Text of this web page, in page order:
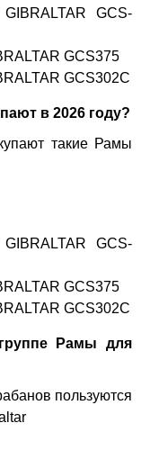
GCS-
GCS375
GCS302C
в 2026 году?
такие Рамы
GCS-
GCS375
GCS302C
Рамы для
пользуются